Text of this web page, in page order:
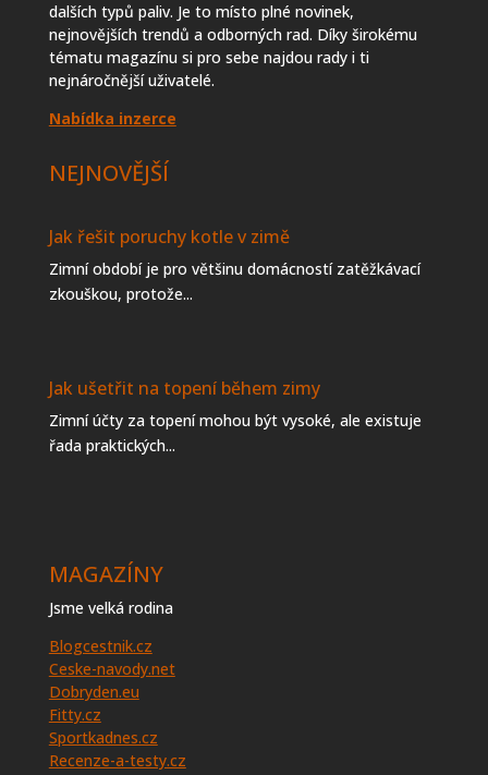
dalších typů paliv. Je to místo plné novinek,
nejnovějších trendů a odborných rad. Díky širokému
tématu magazínu si pro sebe najdou rady i ti
nejnáročnější uživatelé.
Nabídka inzerce
NEJNOVĚJŠÍ
Jak řešit poruchy kotle v zimě
Zimní období je pro většinu domácností zatěžkávací
zkouškou, protože...
Jak ušetřit na topení během zimy
Zimní účty za topení mohou být vysoké, ale existuje
řada praktických...
MAGAZÍNY
Jsme velká rodina
Blogcestnik.cz
Ceske-navody.net
Dobryden.eu
Fitty.cz
Sportkadnes.cz
Recenze-a-testy.cz